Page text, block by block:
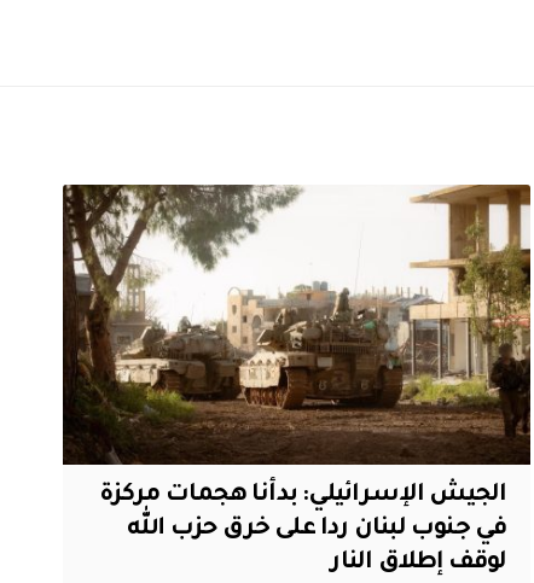
الجيش الإسرائيلي: بدأنا هجمات مركزة
في جنوب لبنان ردا على خرق حزب الله
لوقف إطلاق النار